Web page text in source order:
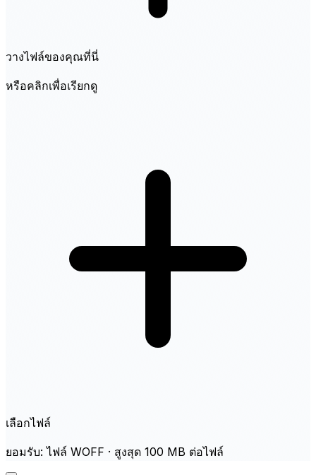
วางไฟล์ของคุณที่นี่
หรือคลิกเพื่อเรียกดู
เลือกไฟล์
ยอมรับ: ไฟล์ WOFF · สูงสุด 100 MB ต่อไฟล์